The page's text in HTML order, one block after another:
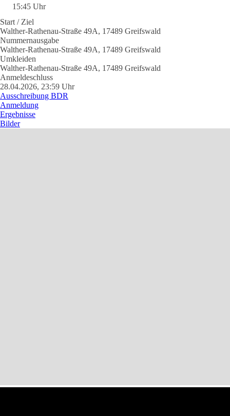
15:45 Uhr
Start / Ziel
Walther-Rathenau-Straße 49A, 17489 Greifswald
Nummernausgabe
Walther-Rathenau-Straße 49A, 17489 Greifswald
Umkleiden
Walther-Rathenau-Straße 49A, 17489 Greifswald
Anmeldeschluss
28.04.2026, 23:59 Uhr
Ausschreibung BDR
Anmeldung
Ergebnisse
Bilder